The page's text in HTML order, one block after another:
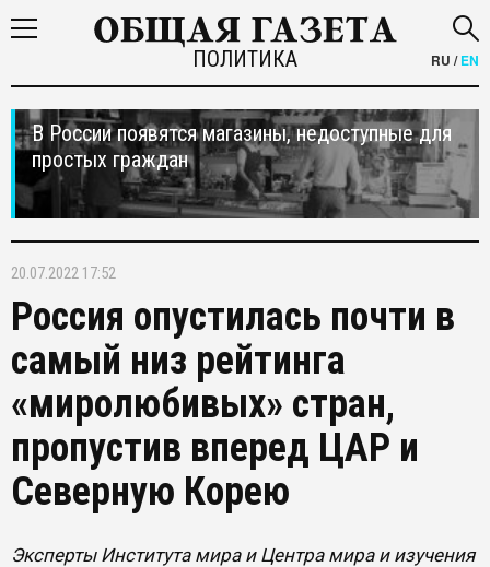
ПОЛИТИКА RU /EN
В России появятся магазины, недоступные для
простых граждан
20.07.2022 17:52
Россия опустилась почти в
самый низ рейтинга
«миролюбивых» стран,
пропустив вперед ЦАР и
Северную Корею
Эксперты Института мира и Центра мира и изучения